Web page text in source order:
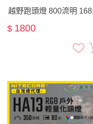
越野跑頭燈 800流明 168
MCT CRI 特殊紅光版本
$ 1800